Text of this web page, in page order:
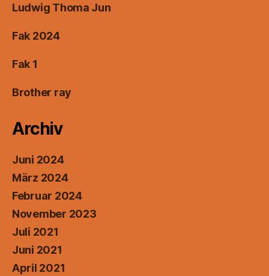
Ludwig Thoma Jun
Fak 2024
Fak 1
Brother ray
Archiv
Juni 2024
März 2024
Februar 2024
November 2023
Juli 2021
Juni 2021
April 2021